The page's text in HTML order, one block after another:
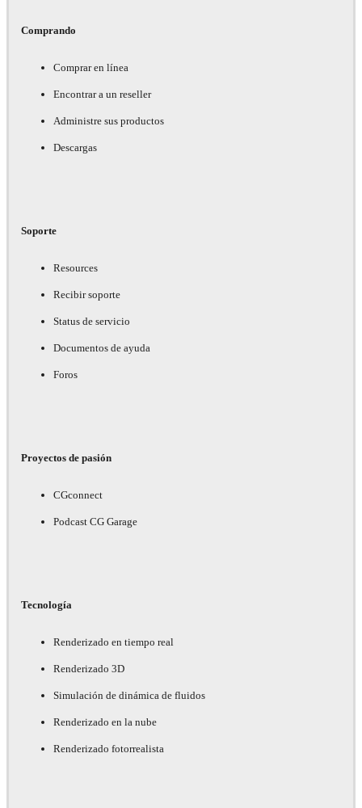
Comprando
Comprar en línea
Encontrar a un reseller
Administre sus productos
Descargas
Soporte
Resources
Recibir soporte
Status de servicio
Documentos de ayuda
Foros
Proyectos de pasión
CGconnect
Podcast CG Garage
Tecnología
Renderizado en tiempo real
Renderizado 3D
Simulación de dinámica de fluidos
Renderizado en la nube
Renderizado fotorrealista